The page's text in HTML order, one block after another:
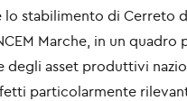
stabilimento di Cerreto
Marche, in un quadro
degli asset produttivi
particolarmente